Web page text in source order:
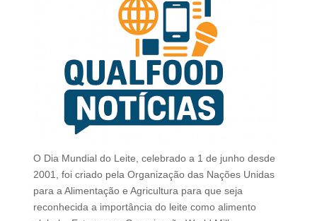
O Dia Mundial do Leite, celebrado a 1 de junho desde
2001, foi criado pela Organização das Nações Unidas
para a Alimentação e Agricultura para que seja
reconhecida a importância do leite como alimento